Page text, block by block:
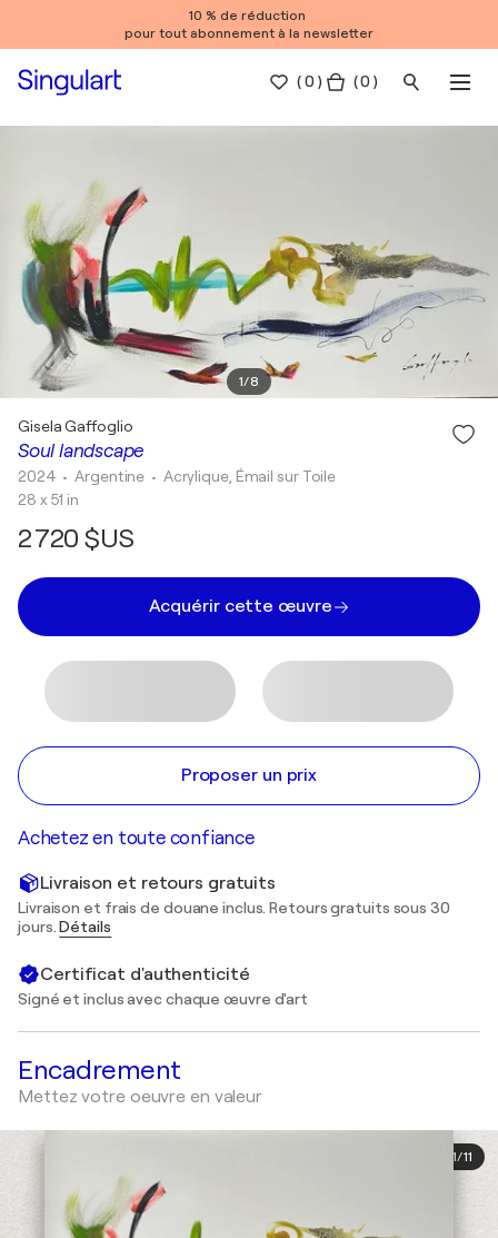
10 % de réduction
pour tout abonnement à la newsletter
(0 ) ( 0 )
1/8
Soul landscape
Gisela Gaffoglio
2024 • Argentine • Acrylique, Émail sur Toile
28 x 51 in
2 720 $US
Acquérir cette œuvre
Proposer un prix
Achetez en toute confiance
Livraison et retours gratuits
Livraison et frais de douane inclus. Retours gratuits sous 30
jours.Détails
Certificat d'authenticité
Signé et inclus avec chaque œuvre d'art
Encadrement
Mettez votre oeuvre en valeur
1/11